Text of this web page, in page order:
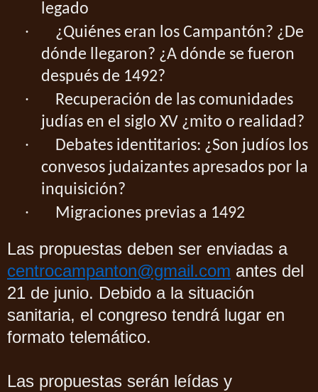
legado
·
¿Quiénes eran los Campantón? ¿De
dónde llegaron? ¿A dónde se fueron
después de 1492?
·
Recuperación de las comunidades
judías en el siglo XV ¿mito o realidad?
·
Debates identitarios: ¿Son judíos los
convesos judaizantes apresados por la
inquisición?
· Migraciones previas a 1492
Las propuestas deben ser enviadas a
centrocampanton@gmail.com antes del
21 de junio. Debido a la situación
sanitaria, el congreso tendrá lugar en
formato telemático.
Las propuestas serán leídas y